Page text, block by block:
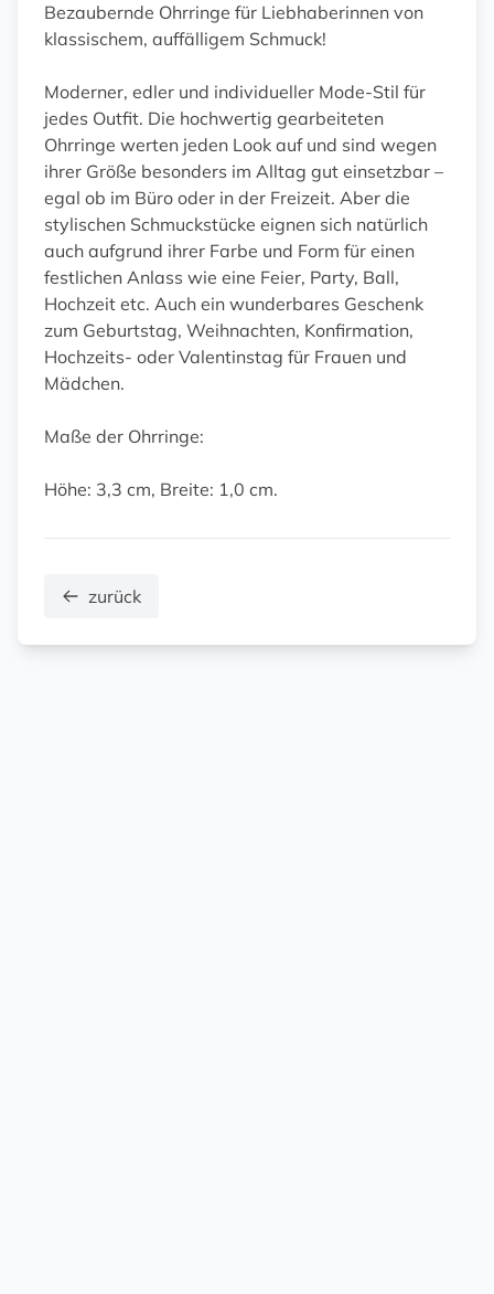
Bezaubernde Ohrringe für Liebhaberinnen von
klassischem, auffälligem Schmuck!
Moderner, edler und individueller Mode-Stil für
jedes Outfit. Die hochwertig gearbeiteten
Ohrringe werten jeden Look auf und sind wegen
ihrer Größe besonders im Alltag gut einsetzbar –
egal ob im Büro oder in der Freizeit. Aber die
stylischen Schmuckstücke eignen sich natürlich
auch aufgrund ihrer Farbe und Form für einen
festlichen Anlass wie eine Feier, Party, Ball,
Hochzeit etc. Auch ein wunderbares Geschenk
zum Geburtstag, Weihnachten, Konfirmation,
Hochzeits- oder Valentinstag für Frauen und
Mädchen.
Maße der Ohrringe:
Höhe: 3,3 cm, Breite: 1,0 cm.
zurück